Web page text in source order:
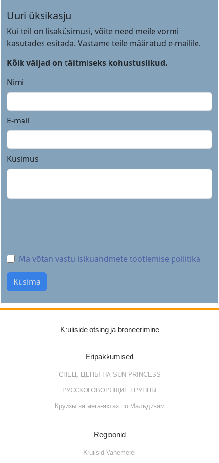
Nimi
E-mail
Küsimus
Ma võtan vastu isikuandmete töötlemise poliitika
Uuri üksikasju
Kui teil on lisaküsimusi, võite need meile vormi
kasutades esitada. Vastame teile määratud e-mailile.
Kõik väljad on täitmiseks kohustuslikud.
Kruiiside otsing ja broneerimine
Eripakkumised
СПЕЦ. ЦЕНЫ НА SUN PRINCESS
РУССКОГОВОРЯЩИЕ ГРУППЫ
Круизы на мега-яхтах по Мальдивам
Regioonid
Kruiisid Vahemerel